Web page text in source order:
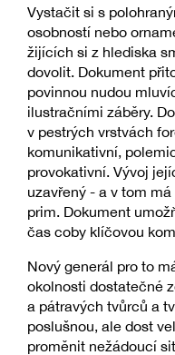
Vystačit si s
osobností nebo
žijících si z hlediska
dovolit. Dokument
povinnou nudou
ilustračními záběry.
v pestrých vrstvách
komunikativní,
provokativní. Vývoj
uzavřený - a v tom
prim. Dokument
čas coby klíčovou
Nový generál pro to
okolnosti dostatečné
a pátravých tvůrců a
poslušnou, ale dost
proměnit nežádoucí